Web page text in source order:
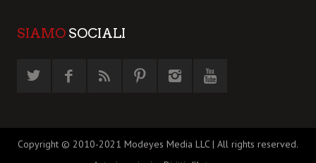
SIAMO SOCIALI
Copyright © 2010-2021 Modeyes Media LLC | All rights reserved.